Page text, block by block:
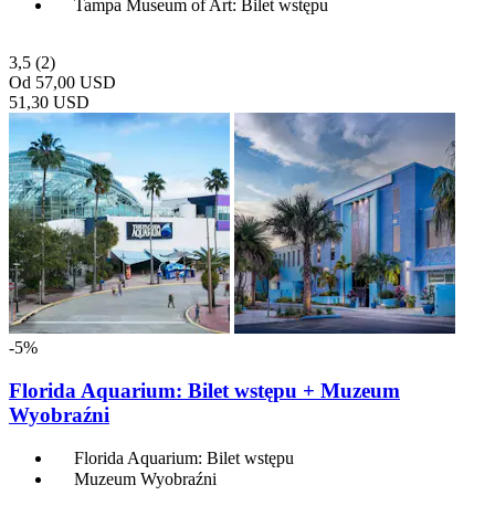
Tampa Museum of Art: Bilet wstępu
3,5 (2)
Od 57,00 USD
51,30 USD
-5%
Florida Aquarium: Bilet wstępu + Muzeum
Wyobraźni
Florida Aquarium: Bilet wstępu
Muzeum Wyobraźni